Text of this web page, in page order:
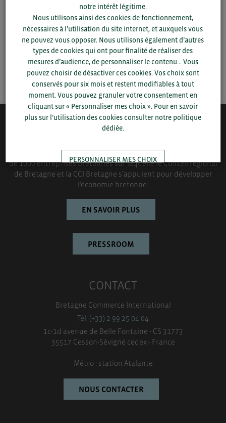
SAUVEGARDER
QUI-SOMMES NOUS ?
Bretagne Commerce International est une association de plus
de 1000 entreprises bretonnes sur laquelle le Conseil régional
de Bretagne et la CCI Bretagne s’appuient pour développer
l’économie bretonne.
EN SAVOIR PLUS
PRESSROOM
CONTACT
Bretagne Commerce International
Tél. (+33) 2 99 25 04 04
1c-1d avenue de Belle Fontaine - CS 31773
35517 Cesson-Sévigné cedex - France
Métro : station Atalante
NOUS CONTACTER
notre intérêt légitime.
Nous utilisons ainsi des cookies de fonctionnement,
nécessaires à l’utilisation du site internet, et auxquels vous
ne pouvez vous opposer. Nous utilisons également d’autres
types de cookies qui ont pour finalité de réaliser des
mesures d’audience, de personnaliser le contenu... Vous
pouvez choisir de désactiver ces cookies. Vos choix sont
conservés pour six mois et restent modifiables à tout
moment. Vous pouvez granuler votre consentement en
cliquant sur « Personnaliser mes choix ». Pour en savoir
plus sur l’utilisation des cookies consulter notre politique
dédiée.
PERSONNALISER MES CHOIX